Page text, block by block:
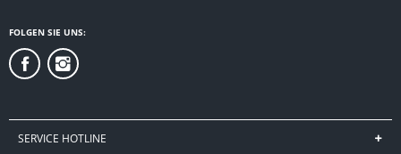
FOLGEN SIE UNS:
SERVICE HOTLINE